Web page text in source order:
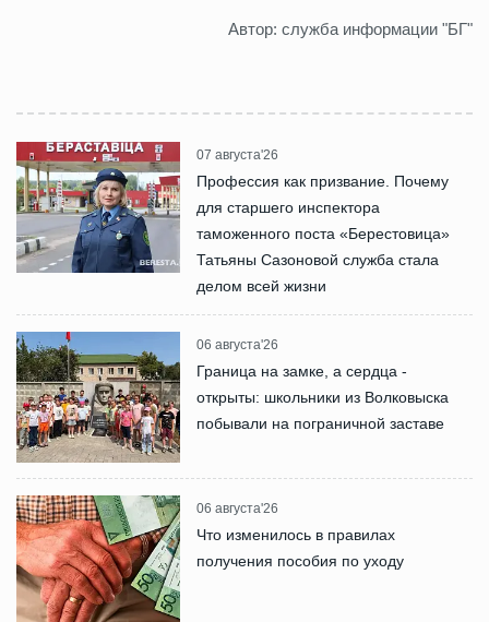
Автор: служба информации "БГ"
07 августа'26
Профессия как призвание. Почему
для старшего инспектора
таможенного поста «Берестовица»
Татьяны Сазоновой служба стала
делом всей жизни
06 августа'26
Граница на замке, а сердца -
открыты: школьники из Волковыска
побывали на пограничной заставе
06 августа'26
Что изменилось в правилах
получения пособия по уходу